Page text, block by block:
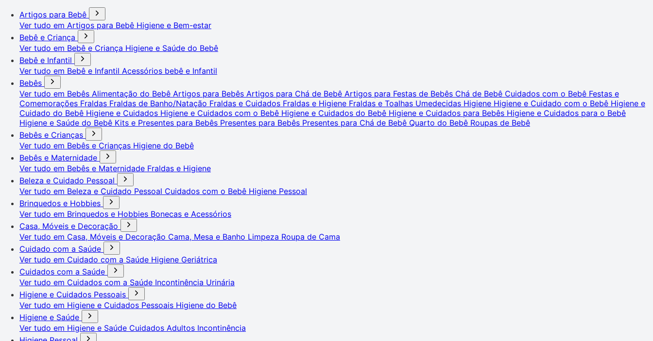
Artigos para Bebê
Ver tudo em Artigos para Bebê Higiene e Bem-estar
Bebê e Criança
Ver tudo em Bebê e Criança Higiene e Saúde do Bebê
Bebê e Infantil
Ver tudo em Bebê e Infantil Acessórios bebê e Infantil
Bebês
Ver tudo em Bebês Alimentação do Bebê Artigos para Bebês Artigos para Chá de Bebê Artigos para Festas de Bebês Chá de Bebê Cuidados com o Bebê Festas e
Comemorações Fraldas Fraldas de Banho/Natação Fraldas e Cuidados Fraldas e Higiene Fraldas e Toalhas Umedecidas Higiene Higiene e Cuidado com o Bebê Higiene e
Cuidado do Bebê Higiene e Cuidados Higiene e Cuidados com o Bebê Higiene e Cuidados do Bebê Higiene e Cuidados para Bebês Higiene e Cuidados para o Bebê
Higiene e Saúde do Bebê Kits e Presentes para Bebês Presentes para Bebês Presentes para Chá de Bebê Quarto do Bebê Roupas de Bebê
Bebês e Crianças
Ver tudo em Bebês e Crianças Higiene do Bebê
Bebês e Maternidade
Ver tudo em Bebês e Maternidade Fraldas e Higiene
Beleza e Cuidado Pessoal
Ver tudo em Beleza e Cuidado Pessoal Cuidados com o Bebê Higiene Pessoal
Brinquedos e Hobbies
Ver tudo em Brinquedos e Hobbies Bonecas e Acessórios
Casa, Móveis e Decoração
Ver tudo em Casa, Móveis e Decoração Cama, Mesa e Banho Limpeza Roupa de Cama
Cuidado com a Saúde
Ver tudo em Cuidado com a Saúde Higiene Geriátrica
Cuidados com a Saúde
Ver tudo em Cuidados com a Saúde Incontinência Urinária
Higiene e Cuidados Pessoais
Ver tudo em Higiene e Cuidados Pessoais Higiene do Bebê
Higiene e Saúde
Ver tudo em Higiene e Saúde Cuidados Adultos Incontinência